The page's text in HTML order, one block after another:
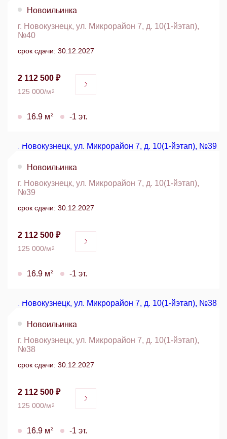
Новоильинка
г. Новокузнецк, ул. Микрорайон 7, д. 10(1-йэтап),
№40
срок сдачи: 30.12.2027
2 112 500 ₽
125 000/м2
16.9 м2 -1 эт.
Новоильинка
г. Новокузнецк, ул. Микрорайон 7, д. 10(1-йэтап),
№39
срок сдачи: 30.12.2027
2 112 500 ₽
125 000/м2
16.9 м2 -1 эт.
Новоильинка
г. Новокузнецк, ул. Микрорайон 7, д. 10(1-йэтап),
№38
срок сдачи: 30.12.2027
2 112 500 ₽
125 000/м2
16.9 м2 -1 эт.